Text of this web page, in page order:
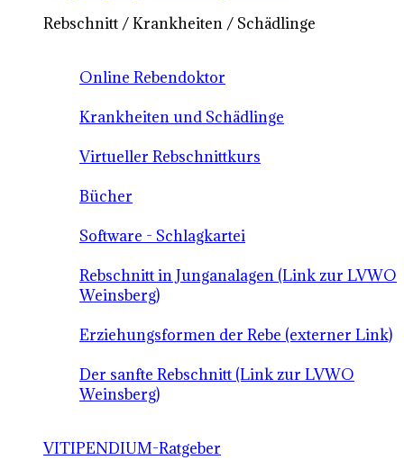
Rebschnitt / Krankheiten / Schädlinge
Online Rebendoktor
Krankheiten und Schädlinge
Virtueller Rebschnittkurs
Bücher
Software - Schlagkartei
Rebschnitt in Junganalagen (Link zur LVWO
Weinsberg)
Erziehungsformen der Rebe (externer Link)
Der sanfte Rebschnitt (Link zur LVWO
Weinsberg)
VITIPENDIUM-Ratgeber